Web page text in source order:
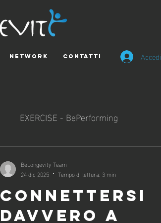
NETWORK CONTATTI Accedi
EXERCISE - BePerforming
CONNETTERSI
DAVVERO A
BeLongevity Team
24 dic 2025
Tempo di lettura: 3 min